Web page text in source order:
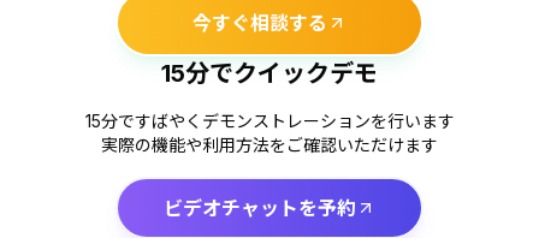
今すぐ相談する
15分でクイックデモ
15分ですばやくデモンストレーションを行います
実際の機能や利用方法をご確認いただけます
ビデオチャットを予約